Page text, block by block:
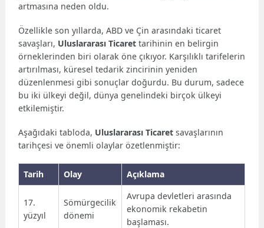
artmasına neden oldu.
Özellikle son yıllarda, ABD ve Çin arasındaki ticaret
savaşları, Uluslararası Ticaret tarihinin en belirgin
örneklerinden biri olarak öne çıkıyor. Karşılıklı tarifelerin
artırılması, küresel tedarik zincirinin yeniden
düzenlenmesi gibi sonuçlar doğurdu. Bu durum, sadece
bu iki ülkeyi değil, dünya genelindeki birçok ülkeyi
etkilemiştir.
Aşağıdaki tabloda, Uluslararası Ticaret savaşlarının
tarihçesi ve önemli olaylar özetlenmiştir:
Tarih Olay Açıklama
17.
yüzyıl
Sömürgecilik
dönemi
Avrupa devletleri arasında
ekonomik rekabetin
başlaması.